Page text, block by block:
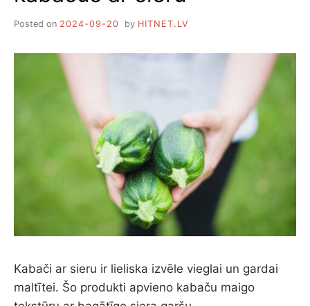
Posted on 2024-09-20 by HITNET.LV
Kabači ar sieru ir lieliska izvēle vieglai un gardai
maltītei. Šo produkti apvieno kabaču maigo